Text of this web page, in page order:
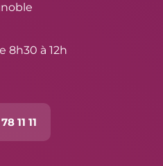
8h30 à 12h
11 11